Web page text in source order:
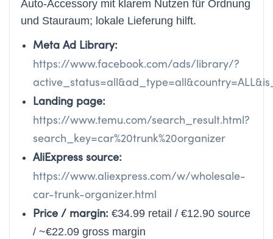
Auto-Accessory mit klarem Nutzen für Ordnung
und Stauraum; lokale Lieferung hilft.
Meta Ad Library:
https://www.facebook.com/ads/library/?
Landing page:
https://www.temu.com/search_result.html?
search_key=car%20trunk%20organizer
AliExpress source:
https://www.aliexpress.com/w/wholesale-
car-trunk-organizer.html
Price / margin: €34.99 retail / €12.90 source
/ ~€22.09 gross margin